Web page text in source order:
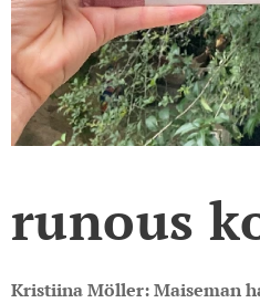
runous
Kristiina Möller: Maiseman